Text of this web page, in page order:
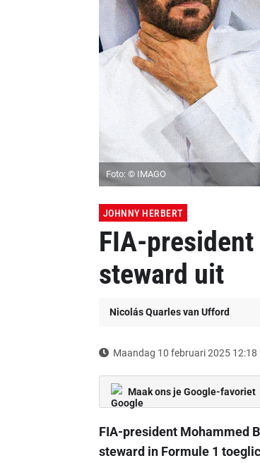
Foto: © IMAGO
JOHNNY HERBERT
FIA-
steward uit
Nicolás Quarles van Ufford
Maandag 10 februari 2025 12:18
Maak ons je Google-favoriet
FIA-president Mohammed
steward in Formule 1